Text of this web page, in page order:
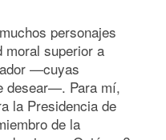
personajes
superior a
—cuyas
desear—. Para mí,
la Presidencia de
de la